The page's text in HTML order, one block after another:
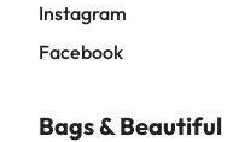
Instagram
Facebook
Bags & Beautiful